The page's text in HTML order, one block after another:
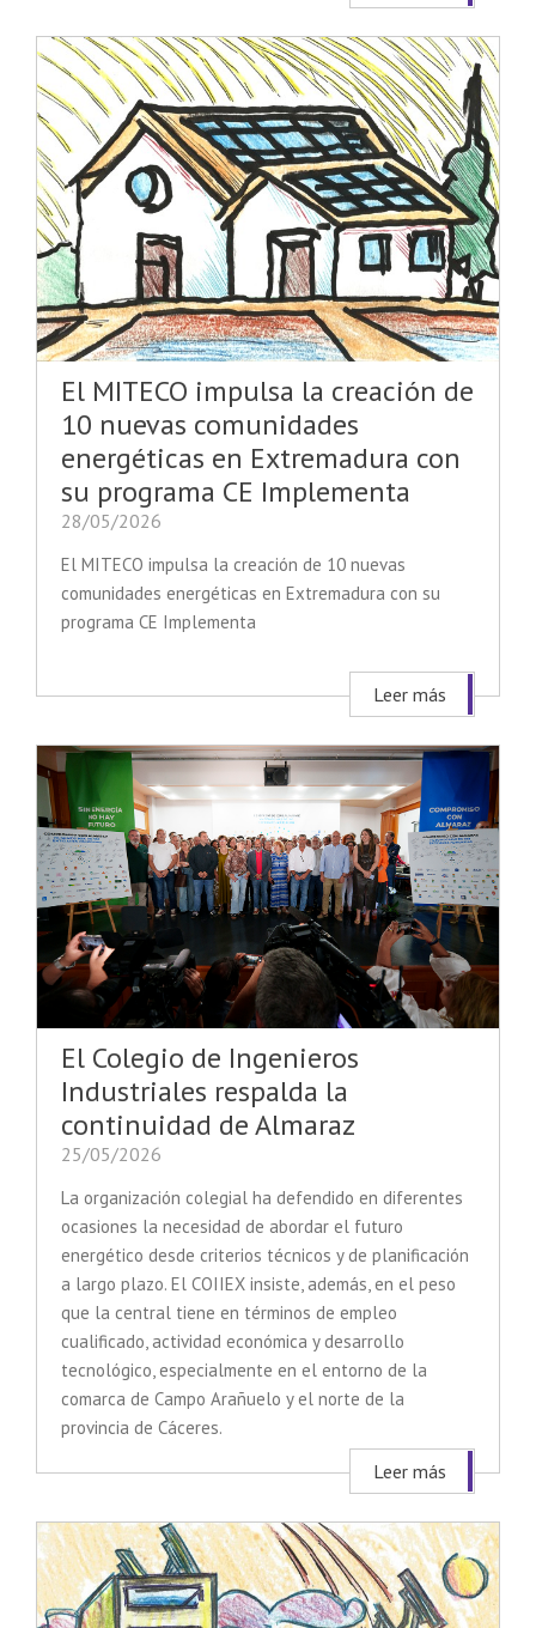
El MITECO impulsa la creación de
10 nuevas comunidades
energéticas en Extremadura con
su programa CE Implementa
28/05/2026
El MITECO impulsa la creación de 10 nuevas
comunidades energéticas en Extremadura con su
programa CE Implementa
Leer más
El Colegio de Ingenieros
Industriales respalda la
continuidad de Almaraz
25/05/2026
La organización colegial ha defendido en diferentes
ocasiones la necesidad de abordar el futuro
energético desde criterios técnicos y de planificación
a largo plazo. El COIIEX insiste, además, en el peso
que la central tiene en términos de empleo
cualificado, actividad económica y desarrollo
tecnológico, especialmente en el entorno de la
comarca de Campo Arañuelo y el norte de la
provincia de Cáceres.
Leer más